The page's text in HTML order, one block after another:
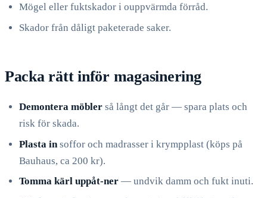
Mögel eller fuktskador i ouppvärmda förråd.
Skador från dåligt paketerade saker.
Packa rätt inför magasinering
Demontera möbler så långt det går — spara plats och
risk för skada.
Plasta in soffor och madrasser i krympplast (köps på
Bauhaus, ca 200 kr).
Tomma kärl uppåt-ner — undvik damm och fukt inuti.